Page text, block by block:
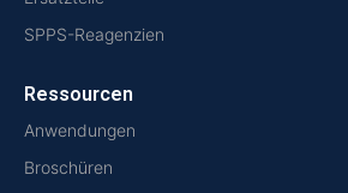
SPPS-Reagenzien
Ressourcen
Anwendungen
Broschüren